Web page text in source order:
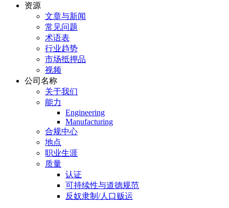
资源
文章与新闻
常见问题
术语表
行业趋势
市场抵押品
视频
公司名称
关于我们
能力
Engineering
Manufacturing
合规中心
地点
职业生涯
质量
认证
可持续性与道德规范
反奴隶制/人口贩运